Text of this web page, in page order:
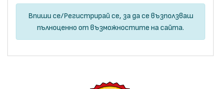
Впиши се/Регистрирай се, за да се възползваш
пълноценно от възможностите на сайта.